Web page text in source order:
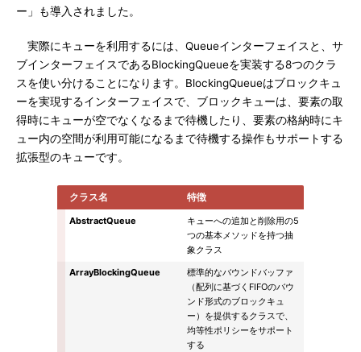
ー」も導入されました。
実際にキューを利用するには、Queueインターフェイスと、サ
ブインターフェイスであるBlockingQueueを実装する8つのクラ
スを使い分けることになります。BlockingQueueはブロックキュ
ーを実現するインターフェイスで、ブロックキューは、要素の取
得時にキューが空でなくなるまで待機したり、要素の格納時にキ
ュー内の空間が利用可能になるまで待機する操作もサポートする
拡張型のキューです。
クラス名 特徴
AbstractQueue
キューへの追加と削除用の5
つの基本メソッドを持つ抽
象クラス
ArrayBlockingQueue
標準的なバウンドバッファ
（配列に基づくFIFOのバウ
ンド形式のブロックキュ
ー）を提供するクラスで、
均等性ポリシーをサポート
する